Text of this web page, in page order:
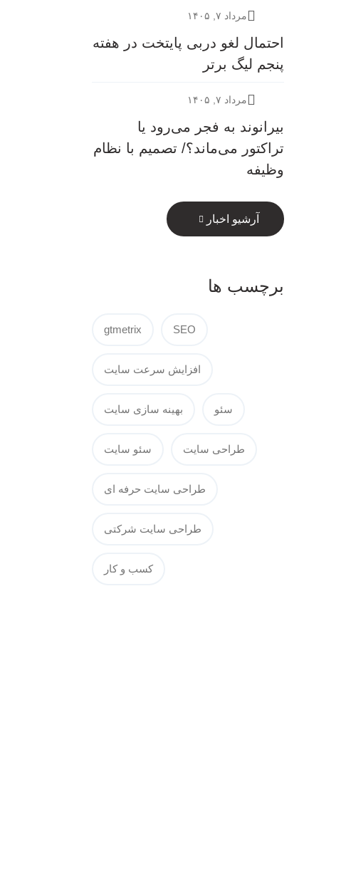
مرداد ۷, ۱۴۰۵
احتمال لغو دربی پایتخت در هفته
پنجم لیگ برتر
مرداد ۷, ۱۴۰۵
بیرانوند به فجر می‌رود یا
تراکتور می‌ماند؟/ تصمیم با نظام
وظیفه
آرشیو اخبار
برچسب ها
gtmetrix SEO
افزایش سرعت سایت
بهینه سازی سایت سئو
سئو سایت طراحی سایت
طراحی سایت حرفه ای
طراحی سایت شرکتی
کسب و کار